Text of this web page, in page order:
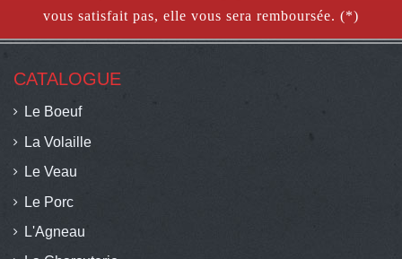
vous satisfait pas, elle vous sera remboursée. (*)
CATALOGUE
Le Boeuf
La Volaille
Le Veau
Le Porc
L'Agneau